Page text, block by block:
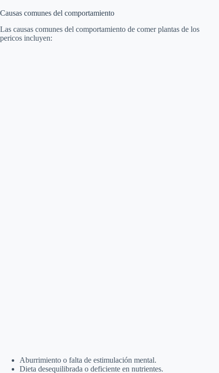
e
Causas comunes del comportamiento
Las causas comunes del comportamiento de comer plantas de los
pericos incluyen:
Aburrimiento o falta de estimulación mental.
Dieta desequilibrada o deficiente en nutrientes.